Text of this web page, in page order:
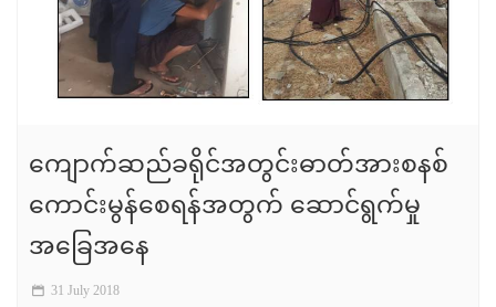
ကျောက်ဆည်ခရိုင်အတွင်းဓာတ်အားစနစ်
ကောင်းမွန်စေရန်အတွက် ဆောင်ရွက်မှု
အခြေအနေ
31 July 2018